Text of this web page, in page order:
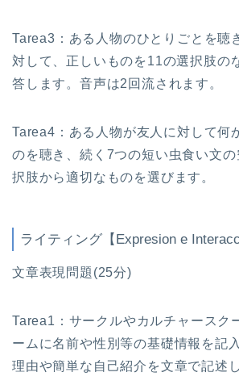
Tarea3：ある人物のひとりごとを聴
対して、正しいものを11の選択肢の
答します。音声は2回流されます。
Tarea4：ある人物が友人に対して何
のを聴き、続く7つの短い虫食い文
択肢から適切なものを選びます。
ライティング【Expresion e
文章表現問題(25分)
Tarea1：サークルやカルチャースク
ームに名前や性別等の基礎情報を記
理由や簡単な自己紹介を文章で記述